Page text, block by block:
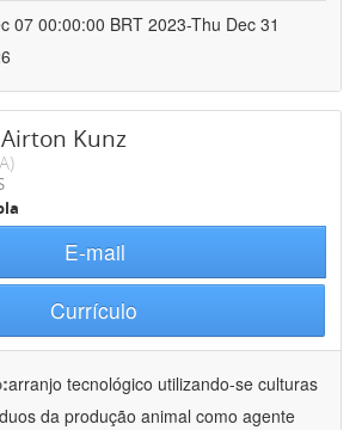
07 00:00:00 BRT 2023-Thu Dec 31
Airton Kunz
E-mail
Currículo
arranjo tecnológico utilizando-se culturas
da produção animal como agente